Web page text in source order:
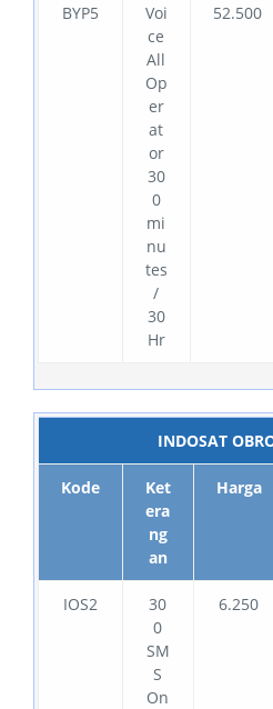
BYP5
Voi
ce
All
Op
er
at
or
30
0
mi
nu
tes
/
30
Hr
52.500
INDOSAT
Kode
Ket
era
ng
an
Harga
IOS2
30
0
SM
S
On
6.250